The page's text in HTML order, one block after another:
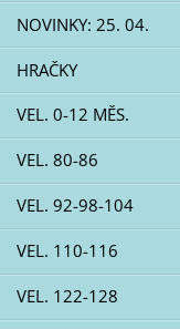
NOVINKY: 25. 04.
HRAČKY
VEL. 0-12 MĚS.
VEL. 80-86
VEL. 92-98-104
VEL. 110-116
VEL. 122-128